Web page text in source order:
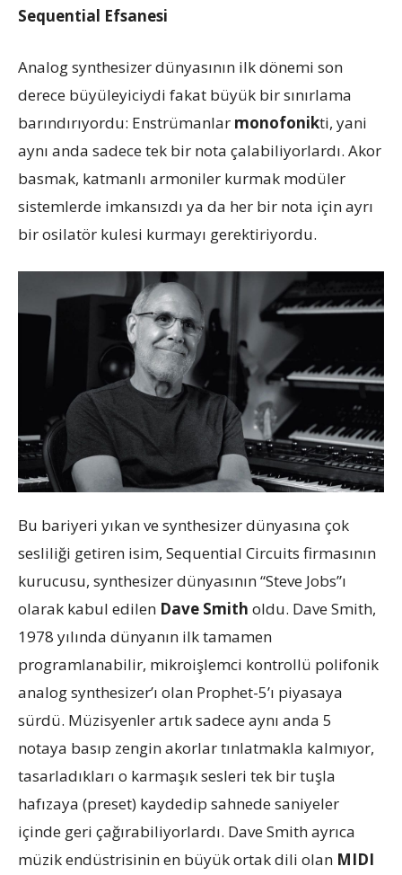
Sequential Efsanesi
Analog synthesizer dünyasının ilk dönemi son
derece büyüleyiciydi fakat büyük bir sınırlama
barındırıyordu: Enstrümanlar monofonikti, yani
aynı anda sadece tek bir nota çalabiliyorlardı. Akor
basmak, katmanlı armoniler kurmak modüler
sistemlerde imkansızdı ya da her bir nota için ayrı
bir osilatör kulesi kurmayı gerektiriyordu.
Bu bariyeri yıkan ve synthesizer dünyasına çok
sesliliği getiren isim, Sequential Circuits firmasının
kurucusu, synthesizer dünyasının “Steve Jobs”ı
olarak kabul edilen Dave Smith oldu. Dave Smith,
1978 yılında dünyanın ilk tamamen
programlanabilir, mikroişlemci kontrollü polifonik
analog synthesizer’ı olan Prophet-5’ı piyasaya
sürdü. Müzisyenler artık sadece aynı anda 5
notaya basıp zengin akorlar tınlatmakla kalmıyor,
tasarladıkları o karmaşık sesleri tek bir tuşla
hafızaya (preset) kaydedip sahnede saniyeler
içinde geri çağırabiliyorlardı. Dave Smith ayrıca
müzik endüstrisinin en büyük ortak dili olan MIDI